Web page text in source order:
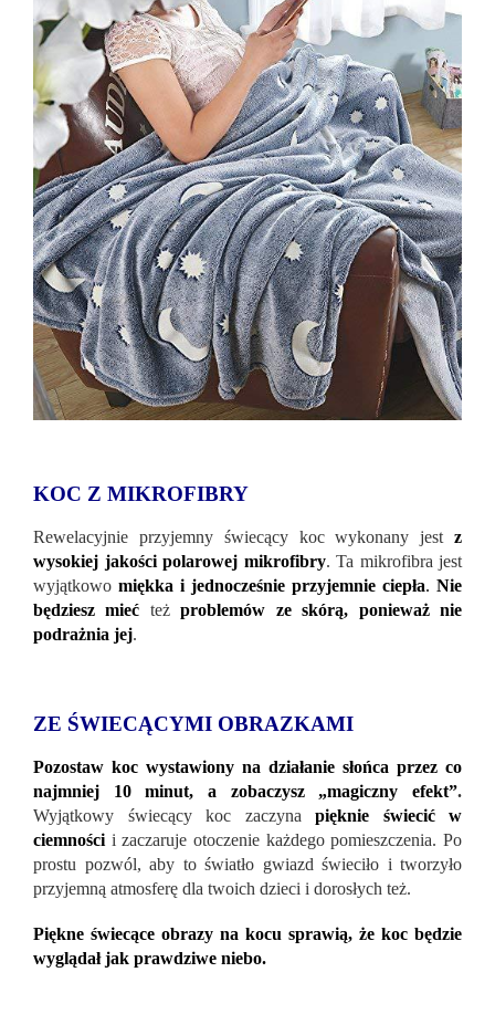
KOC Z MIKROFIBRY
Rewelacyjnie przyjemny świecący koc wykonany jest z
wysokiej jakości polarowej mikrofibry. Ta mikrofibra jest
wyjątkowo miękka i jednocześnie przyjemnie ciepła. Nie
będziesz mieć teżproblemów ze skórą, ponieważ nie
podrażnia jej.
ZE ŚWIECĄCYMI OBRAZKAMI
Pozostaw koc wystawiony na działanie słońca przez co
najmniej 10 minut, a zobaczysz „magiczny efekt”.
Wyjątkowy świecący koc zaczyna pięknie świecić w
ciemności i zaczaruje otoczenie każdego pomieszczenia. Po
prostu pozwól, aby to światło gwiazd świeciło i tworzyło
przyjemną atmosferę dla twoich dzieci i dorosłych też.
Piękne świecące obrazy na kocu sprawią, że koc będzie
wyglądał jak prawdziwe niebo.